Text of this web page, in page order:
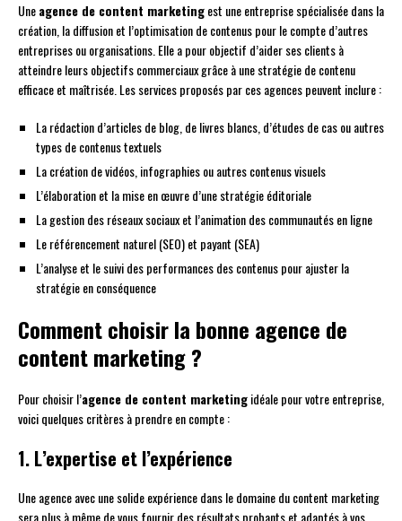
Uneagence de content marketingest une entreprise spécialisée dans la
création, la diffusion et l’optimisation de contenus pour le compte d’autres
entreprises ou organisations. Elle a pour objectif d’aider ses clients à
atteindre leurs objectifs commerciaux grâce à une stratégie de contenu
efficace et maîtrisée. Les services proposés par ces agences peuvent inclure :
La rédaction d’articles de blog, de livres blancs, d’études de cas ou autres
types de contenus textuels
La création de vidéos, infographies ou autres contenus visuels
L’élaboration et la mise en œuvre d’une stratégie éditoriale
La gestion des réseaux sociaux et l’animation des communautés en ligne
Le référencement naturel (SEO) et payant (SEA)
L’analyse et le suivi des performances des contenus pour ajuster la
stratégie en conséquence
Comment choisir la bonne agence de
content marketing ?
Pour choisir l’agence de content marketingidéale pour votre entreprise,
voici quelques critères à prendre en compte :
1. L’expertise et l’expérience
Une agence avec une solide expérience dans le domaine du content marketing
sera plus à même de vous fournir des résultats probants et adaptés à vos